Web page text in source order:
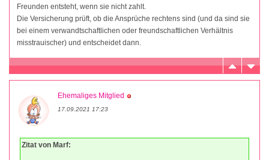
Freunden entsteht, wenn sie nicht zahlt.
Die Versicherung prüft, ob die Ansprüche rechtens sind (und da sind sie
bei einem verwandtschaftlichen oder freundschaftlichen Verhältnis
misstrauischer) und entscheidet dann.
Ehemaliges Mitglied
17.09.2021 17:23
Zitat von Marf: